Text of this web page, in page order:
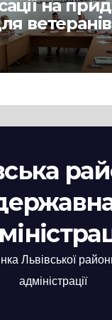
на
РДА
Львівської
адміністрації